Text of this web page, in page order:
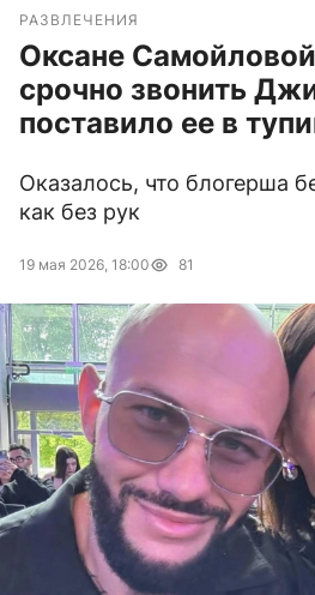
РАЗВЛЕЧЕНИЯ
Оксане
срочно звонить
поставило ее в
Оказалось, что блогерша
как без рук
19 мая 2026, 18:00 81